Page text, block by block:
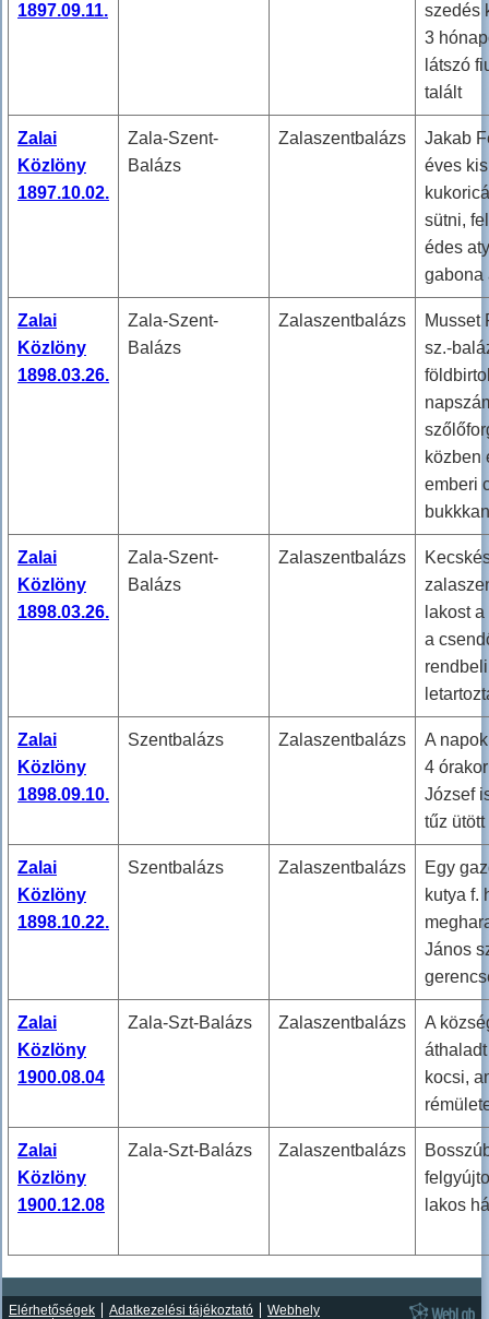
1897.09.11.
szedés
3
látszó
talált
Zalai
Közlöny
1897.10.02.
Zala-Szent-
Balázs
Zalaszentbalázs
Jakab
éves
sütni,
édes
gabona
Zalai
Közlöny
1898.03.26.
Zala-Szent-
Balázs
Zalaszentbalázs
Musset
sz.-
közben
emberi
Zalai
Közlöny
1898.03.26.
Zala-Szent-
Balázs
Zalaszentbalázs
lakost
a
Zalai
Közlöny
1898.09.10.
Szentbalázs Zalaszentbalázs
A
4
József
tűz ütött
Zalai
Közlöny
1898.10.22.
Szentbalázs Zalaszentbalázs
Egy
kutya f.
János
Zalai
Közlöny
1900.08.04
Zala-Szt-Balázs Zalaszentbalázs
A
kocsi,
Zalai
Közlöny
1900.12.08
Zala-Szt-Balázs Zalaszentbalázs
lakos
Elérhetőségek Adatkezelési tájékoztató
Webhely